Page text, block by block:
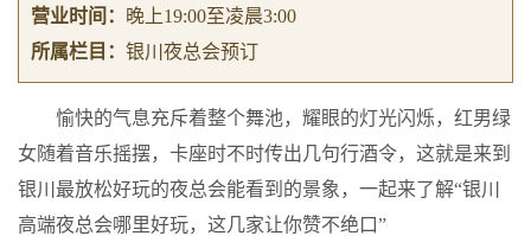
营业时间：
晚上19:00至凌晨3:00
所属栏目： 银川夜总会预订
愉快的气息充斥着整个舞池，耀眼的灯光闪烁，红男绿
女随着音乐摇摆，卡座时不时传出几句行酒令，这就是来到
银川最放松好玩的夜总会能看到的景象，一起来了解“银川
高端夜总会哪里好玩，这几家让你赞不绝口”